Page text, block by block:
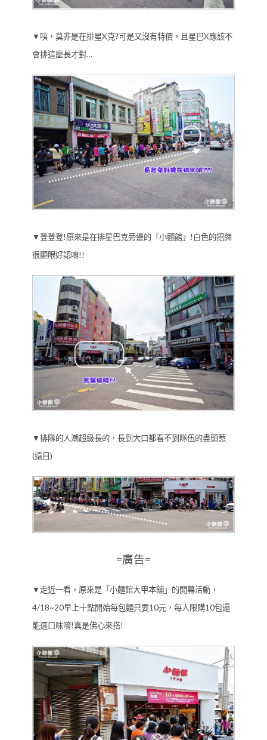
▼咦，莫非是在排星X克?可是又沒有特價，且星巴X應該不
會排這麼長才對…
▼登登登!原來是在排星巴克旁邊的「小麵館」!白色的招牌
很顯眼好認唷!!
▼排隊的人潮超級長的，長到大口都看不到隊伍的盡頭惹
(遠目)
=廣告=
▼走近一看，原來是「小麵館大甲本舖」的開幕活動，
4/18~20早上十點開始每包麵只要10元，每人限購10包還
能選口味唷!真是佛心來搭!